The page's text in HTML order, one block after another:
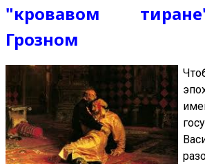
"кровавом
Грозном